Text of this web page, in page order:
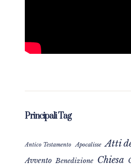
Principali Tag
Antico Testamento Apocalisse Atti
Avvento Benedizione Chiesa